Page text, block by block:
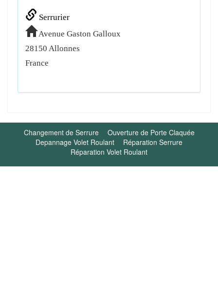
Serrurier
Avenue Gaston Galloux
28150 Allonnes
France
Changement de Serrure
Ouverture de Porte Claquée
Depannage Volet Roulant
Réparation Serrure
Réparation Volet Roulant